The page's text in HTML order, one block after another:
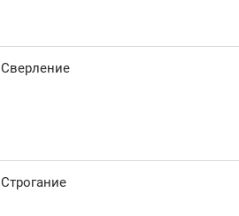
Сверление
Строгание